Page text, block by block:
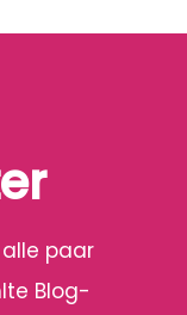
paar
Blog-